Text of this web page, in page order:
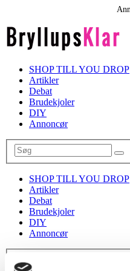
SHOP TILL YOU DROP
Artikler
Debat
Brudekjoler
DIY
Annoncør
SHOP TILL YOU DROP
Artikler
Debat
Brudekjoler
DIY
Annoncør